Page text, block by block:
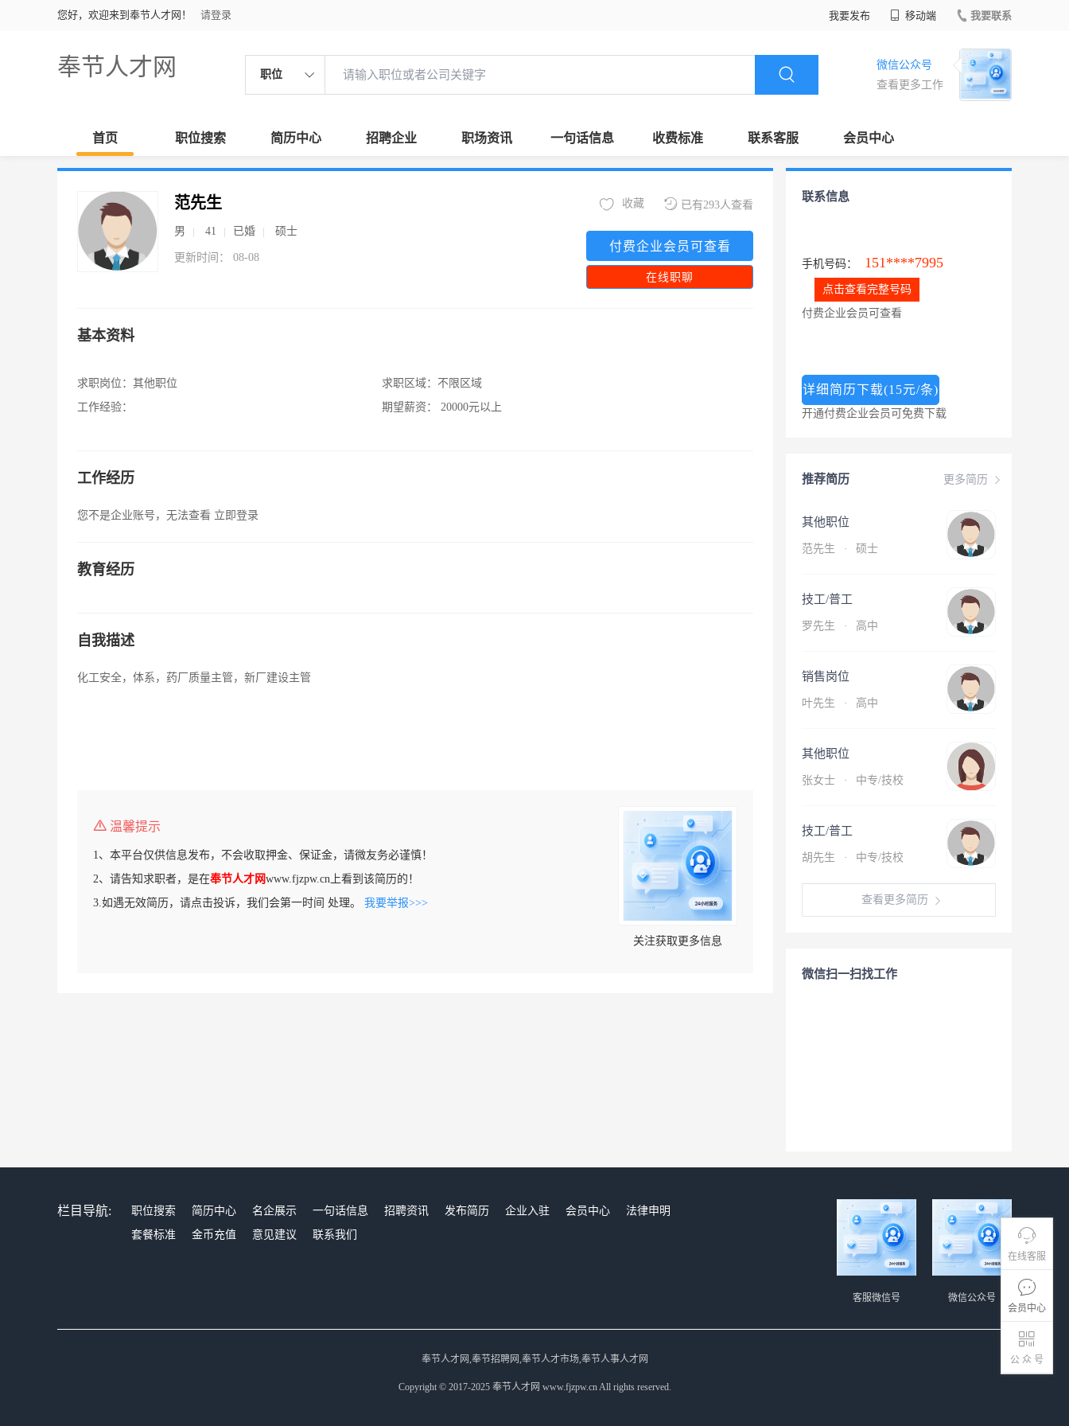
您好，欢迎来到奉节人才网！ 请登录 我要发布 移动端 我要联系
奉节人才网 职位
微信公众号
查看更多工作
首页 职位搜索 简历中心 招聘企业 职场资讯 一句话信息 收费标准 联系客服 会员中心
在线客服
会员中心
公 众 号
范先生
男 41 已婚 硕士
更新时间： 08-08
已有293人查看
收藏
付费企业会员可查看
在线职聊
基本资料
求职岗位： 其他职位
工作经验：
求职区域： 不限区域
期望薪资：
20000元以上
工作经历
您不是企业账号，无法查看 立即登录
教育经历
自我描述
化工安全，体系，药厂质量主管，新厂建设主管
温馨提示
1、本平台仅供信息发布，不会收取押金、保证金，请微友务必谨慎！
2、请告知求职者，是在奉节人才网www.fjzpw.cn上看到该简历的！
3.如遇无效简历，请点击投诉，我们会第一时间 处理。 我要举报>>>
关注获取更多信息
联系信息
手机号码： 151****7995
点击查看完整号码
付费企业会员可查看
详细简历下载(15元/条)
开通付费企业会员可免费下载
更多简历
推荐简历
其他职位
范先生 · 硕士
技工/普工
罗先生 · 高中
销售岗位
叶先生 · 高中
其他职位
张女士 · 中专/技校
技工/普工
胡先生 · 中专/技校
查看更多简历
微信扫一扫找工作
栏目导航: 职位搜索 简历中心 名企展示 一句话信息 招聘资讯 发布简历 企业入驻 会员中心
法律申明
套餐标准
金币充值 意见建议 联系我们
微信公众号
客服微信号
奉节人才网,奉节招聘网,奉节人才市场,奉节人事人才网
Copyright © 2017-2025 奉节人才网 www.fjzpw.cn All rights reserved.